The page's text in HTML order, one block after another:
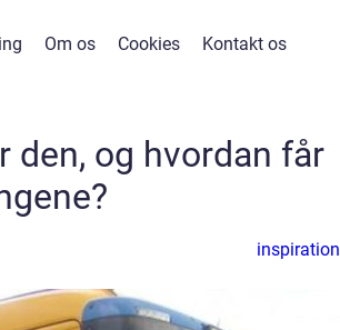
Om os Cookies Kontakt os
den, og hvordan får
inspiration